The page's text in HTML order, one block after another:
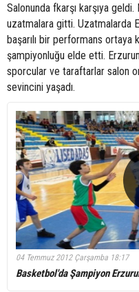
Salonunda fkarşı karşıya
uzatmalara gitti. Uzatmalarda
başarılı bir performans ortaya
şampiyonluğu elde etti.
sporcular ve taraftarlar salon
sevincini yaşadı.
04 Temmuz 2012 Çarşamba 18:17
Basketbol'da Şampiyon